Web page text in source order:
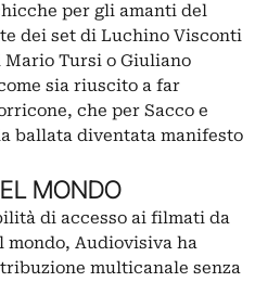
per gli amanti del
dei set di Luchino Visconti
Tursi o Giuliano
sia riuscito a far
che per Sacco e
ballata diventata manifesto
MONDO
di accesso ai filmati da
Audiovisiva ha
multicanale senza